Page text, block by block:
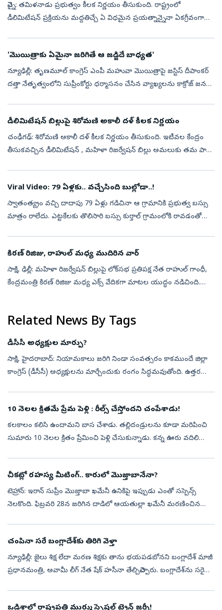
చెన్నై: తమిళనాడు ప్రభుత్వం కీలక నిర్ణయం తీసుకుంది. రాష్ట్రంలో
డీలిమిటేషన్ ప్రక్రియను మద్దతిచ్చే ఏ విధమైన ప్రయత్నాన్నైనా ఏకగ్రీవంగా
'మొయిత్రాకు ఏమైనా జ‌రిగితే ఆ జ‌డ్జిదే బాధ్య‌త‌'
న్యూఢిల్లీ: తృణమూల్ కాంగ్రెస్ ఎంపీ మహువా మొయిత్రాపై జస్టిస్ దీపాంకర్
దత్తా నేతృత్వంలోని సుప్రీంకోర్టు ధర్మాసనం చేసిన వ్యాఖ్య‌ల‌ను కాక్రోజ్ జ‌న‌తా
డీలిమిటేషన్‌ బిల్లుపై శిరోమణి అకాలీ దళ్‌ కీలక నిర్ణయం
చంఢీగఢ్: శిరోమణి అకాలీ దళ్‌ కీలక నిర్ణయం తీసుకుంది. ఇటీవల కేంద్రం
తీసుకవచ్చిన డీలిమిటేషన్ , మహిళా రిజర్వేషన్ బిల్లు అమలుకు తమ పార్టీ
Viral Video: 79 ఏళ్లకు.. వచ్చేసింది బుల్లోడా..!
స్వాతంత్య్రం వచ్చి దాదాపు 79 ఏళ్లు గడిచినా ఆ గ్రామానికి ప్రభుత్వ బస్సు
మాత్రం రాలేదు. ఎట్టకేలకు తొలిసారి బస్సు కుర్తాల్‌ గ్రామంలోకి రావడంతో
కిరణ్‌ రిజిజు, రాహుల్‌ మధ్య ముదిరిన వార్‌
సాక్షి, ఢిల్లీ: మహిళా రిజర్వేషన్ బిల్లుపై లోక్‌సభ ప్రతిపక్ష నేత రాహుల్‌ గాంధీ,
కేంద్రమంత్రి కిరణ్‌ రిజిజు మధ్య ఎక్స్ వేదికగా మాటల యుద్ధం నడిచింది.
Related News By Tags
డీసీసీ అధ్యక్షుల మార్పు?
సాక్షి, హైదరాబాద్‌: నియామకాలు జరిగి నిండా సంవత్సరం కాకముందే జిల్లా
కాంగ్రెస్‌ (డీసీసీ) అధ్యక్షులను మార్చేందుకు రంగం సిద్ధమవుతోంది. ఉత్తర
10 నెలల క్రితమే ప్రేమ పెళ్లి : రీల్స్‌ చేస్తోందని చంపేశాడు!
కలకాలం కలిసి ఉందామని బాస చేశాడు. తల్లిదండ్రులను కూడా మరిపించి
సుమారు 10 నెలల క్రితం ప్రేమించి పెళ్లి చేసుకున్నాడు. కన్న ఊరు వదిలి
చీకట్లో రహస్య మీటింగ్.. కారులో మెుజ్తాబానేనా?
టెహ్రాన్‌: ఇరాన్‌ సుప్రీం మెుజ్తాబా ఖమేనీ ఉనికిపై ఇప్పుడు ఎంతో సస్పెన్స్‌
నెలకొంది. ఫిబ్రవరి 28న జరిగిన దాడిలో ఆయతుల్లా ఖమేనీ మరణించిన
చంపినా సరే బంగ్లాదేశ్‌కు తిరిగి వెళ్తా
న్యూఢిల్లీ: జైలు శిక్ష లేదా మరణ శిక్షకు తాను భయపడబోనని బంగ్లాదేశ్‌ మాజీ
ప్రధానమంత్రి, అవామీ లీగ్‌ నేత షేక్‌ హసీనా తేల్చిచెప్పారు. బంగ్లాదేశ్‌ను సరైన
ఒడిశాలో రాష్ట్రపతి ముర్ము స్పెషల్ ట్రైన్ జర్నీ!